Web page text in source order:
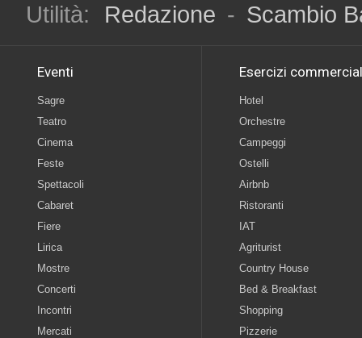
Utilità:
Redazione - Scambio
Eventi
Sagre
Teatro
Cinema
Feste
Spettacoli
Cabaret
Fiere
Lirica
Mostre
Concerti
Incontri
Mercati
Esercizi
Hotel
Orchestre
Campeggi
Ostelli
Airbnb
Ristoranti
IAT
Agriturist
Country House
Bed & Breakfast
Shopping
Pizzerie